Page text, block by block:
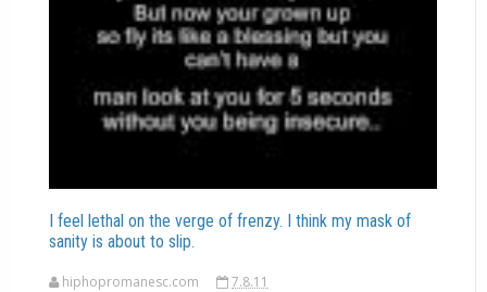
I feel lethal on the verge of frenzy. I think my mask of
sanity is about to slip.
hiphopromanesc.com 7.8.11